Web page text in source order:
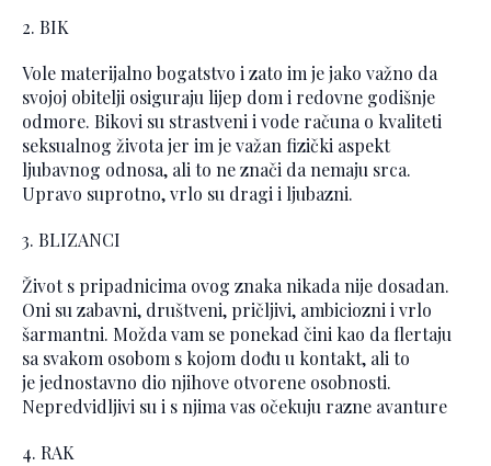
2. BIK
Vole materijalno bogatstvo i zato im je jako važno da
svojoj obitelji osiguraju lijep dom i redovne godišnje
odmore. Bikovi su strastveni i vode računa o kvaliteti
seksualnog života jer im je važan fizički aspekt
ljubavnog odnosa, ali to ne znači da nemaju srca.
Upravo suprotno, vrlo su dragi i ljubazni.
3. BLIZANCI
Život s pripadnicima ovog znaka nikada nije dosadan.
Oni su zabavni, društveni, pričljivi, ambiciozni i vrlo
šarmantni. Možda vam se ponekad čini kao da flertaju
sa svakom osobom s kojom dođu u kontakt, ali to
je jednostavno dio njihove otvorene osobnosti.
Nepredvidljivi su i s njima vas očekuju razne avanture
4. RAK